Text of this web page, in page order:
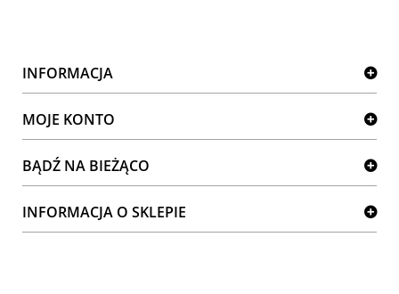
INFORMACJA
MOJE KONTO
BĄDŹ NA BIEŻĄCO
INFORMACJA O SKLEPIE